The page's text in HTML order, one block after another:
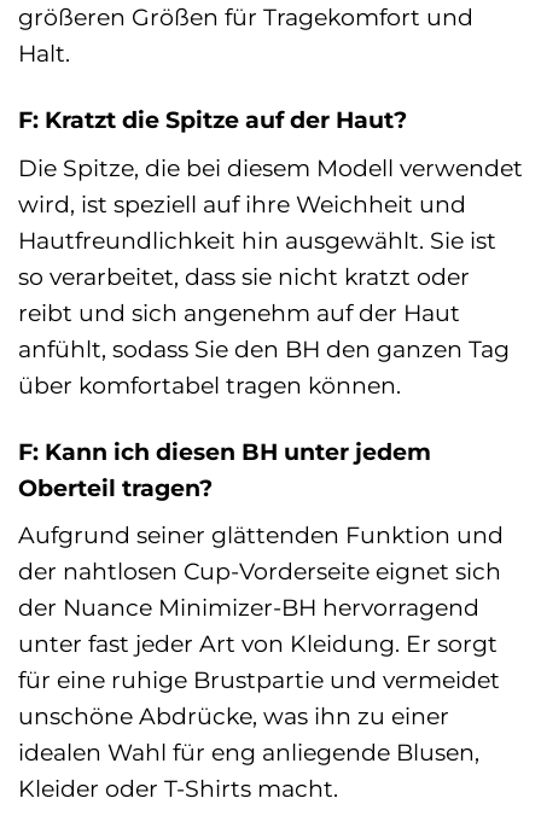
größeren Größen für Tragekomfort und
Halt.
F: Kratzt die Spitze auf der Haut?
Die Spitze, die bei diesem Modell verwendet
wird, ist speziell auf ihre Weichheit und
Hautfreundlichkeit hin ausgewählt. Sie ist
so verarbeitet, dass sie nicht kratzt oder
reibt und sich angenehm auf der Haut
anfühlt, sodass Sie den BH den ganzen Tag
über komfortabel tragen können.
F: Kann ich diesen BH unter jedem
Oberteil tragen?
Aufgrund seiner glättenden Funktion und
der nahtlosen Cup-Vorderseite eignet sich
der Nuance Minimizer-BH hervorragend
unter fast jeder Art von Kleidung. Er sorgt
für eine ruhige Brustpartie und vermeidet
unschöne Abdrücke, was ihn zu einer
idealen Wahl für eng anliegende Blusen,
Kleider oder T-Shirts macht.